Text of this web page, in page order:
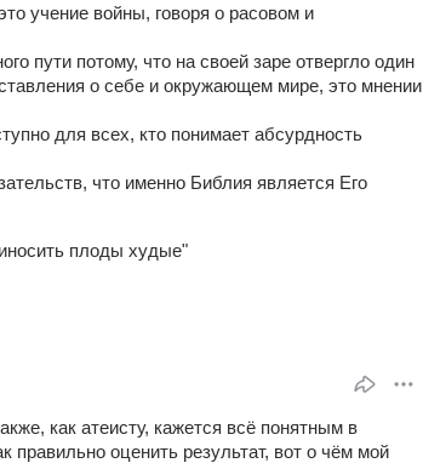
учение войны, говоря о расовом и
пути потому, что на своей заре отвергло один
о себе и окружающем мире, это мнении
для всех, кто понимает абсурдность
что именно Библия является Его
плоды худые"
как атеисту, кажется всё понятным в
правильно оценить результат, вот о чём мой